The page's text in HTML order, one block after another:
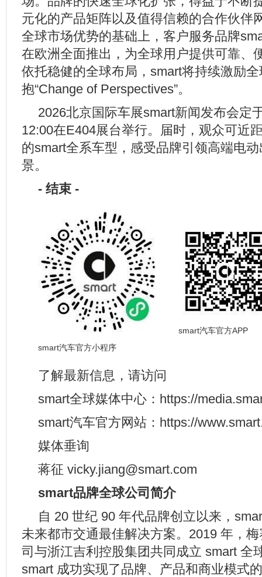
元化的产品矩阵以及值得信赖的合作伙伴
全球市场优势的基础上，客户服务品牌
在欧洲全面推出，为全球用户提供可靠、
依托稳健的全球布局，smart将持续激励
抱“Change of Perspectives”。
2026北京国际车展smart新闻发布会定
12:00在E404展台举行。届时，观众可近
的smart全系车型，感受品牌引领高端电
景。
- 结束 -
smart汽车官方小程序
smart汽车官方APP
了解最新信息，请访问
smart全球媒体中心：https://
smart汽车官方网站：https://
媒体垂询
蒋征 vicky.jiang@smart.com
smart品牌全球公司简介
自 20 世纪 90 年代品牌创立以来，
未来都市交通最佳解决方案。2019 年，
司与浙江吉利控股集团共同成立 smart 全
smart 成功实现了品牌、产品和商业模式